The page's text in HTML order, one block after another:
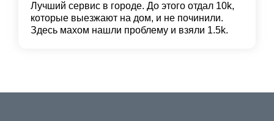
Лучший сервис в городе. До этого отдал 10k,
которые выезжают на дом, и не починили.
Здесь махом нашли проблему и взяли 1.5k.